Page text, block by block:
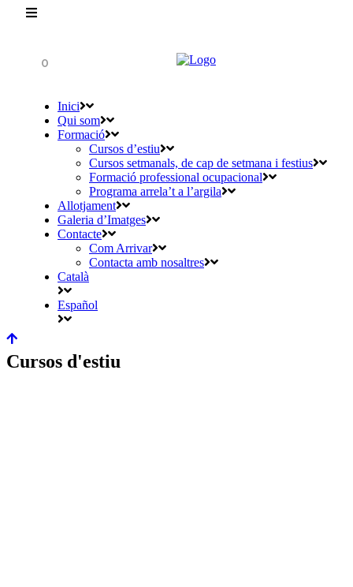
0
Inici
Qui som
Formació
Cursos d’estiu
Cursos setmanals, de cap de setmana i festius
Formació professional ocupacional
Programa arrela’t a l’argila
Allotjament
Galeria d’Imatges
Contacte
Com Arrivar
Contacta amb nosaltres
Català
Español
Cursos d'estiu